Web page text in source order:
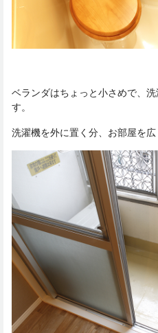
ベランダはちょっと小さめで、
す。
洗濯機を外に置く分、お部屋を広